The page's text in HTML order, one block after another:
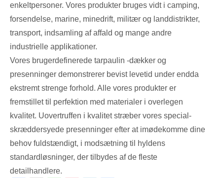
enkeltpersoner. Vores produkter bruges vidt i camping,
forsendelse, marine, minedrift, militær og landdistrikter,
transport, indsamling af affald og mange andre
industrielle applikationer.
Vores brugerdefinerede tarpaulin -dækker og
presenninger demonstrerer bevist levetid under endda
ekstremt strenge forhold. Alle vores produkter er
fremstillet til perfektion med materialer i overlegen
kvalitet. Uovertruffen i kvalitet stræber vores special-
skræddersyede presenninger efter at imødekomme dine
behov fuldstændigt, i modsætning til hyldens
standardløsninger, der tilbydes af de fleste
detailhandlere.